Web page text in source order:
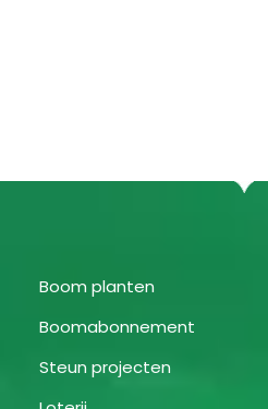
Boom planten
Boomabonnement
Steun projecten